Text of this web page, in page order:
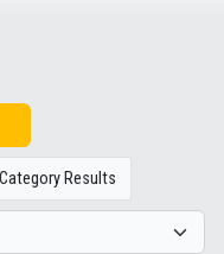
Category Results